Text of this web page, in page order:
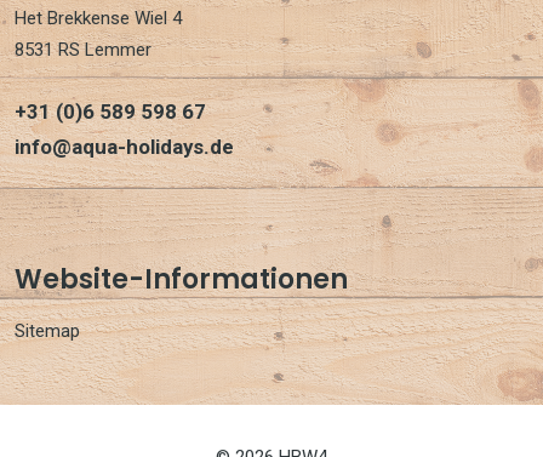
Het Brekkense Wiel 4
8531 RS Lemmer
+31 (0)6 589 598 67
info@aqua-holidays.de
Website-Informationen
Sitemap